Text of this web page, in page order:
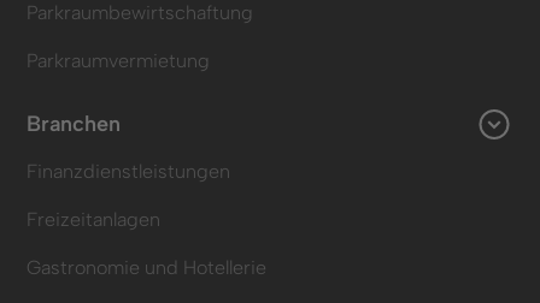
Parkraumbewirtschaftung
Parkraumvermietung
Branchen
Finanzdienstleistungen
Freizeitanlagen
Gastronomie und Hotellerie